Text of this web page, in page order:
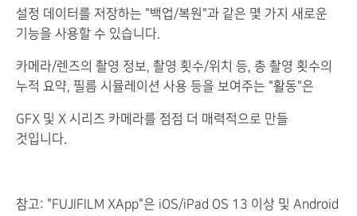
설정 데이터를 저장하는 "백업/복원"과 같은 몇 가지 새로운
기능을 사용할 수 있습니다.
카메라/렌즈의 촬영 정보, 촬영 횟수/위치 등, 총 촬영 횟수의
누적 요약, 필름 시뮬레이션 사용 등을 보여주는 "활동"은
GFX 및 X 시리즈 카메라를 점점 더 매력적으로 만들
것입니다.
참고: "FUJIFILM XApp"은 iOS/iPad OS 13 이상 및 Android